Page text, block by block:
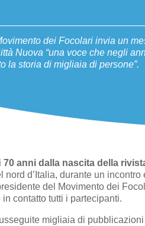
dei Focolari invia un
Nuova “una voce che negli
la storia di migliaia di persone”.
i70 anni dalla nascita della
nord d’Italia, durante un
del Movimento dei
in contatto tutti i partecipanti.
migliaia di